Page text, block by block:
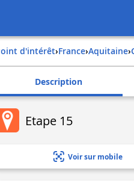
Point d'intérêt› france› aquitaine›
Description
Etape 15
Voir sur mobile